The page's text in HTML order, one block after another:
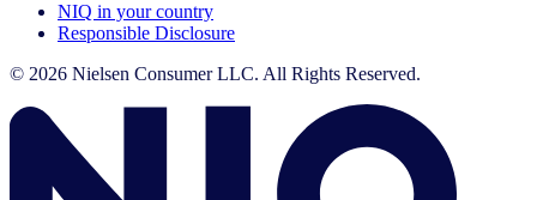
NIQ in your country
Responsible Disclosure
© 2026 Nielsen Consumer LLC. All Rights Reserved.